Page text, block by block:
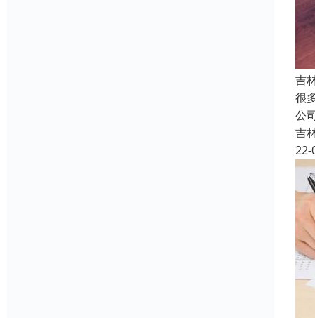
吉
很
公
吉
22-